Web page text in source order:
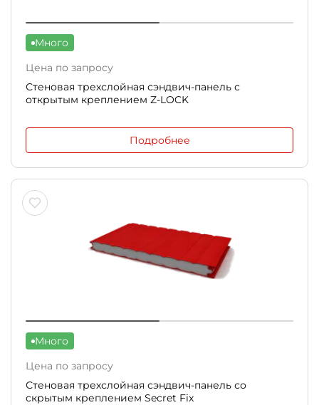
Много
Цена по запросу
Стеновая трехслойная сэндвич-панель с
открытым креплением Z-LOCK
Подробнее
Много
Цена по запросу
Стеновая трехслойная сэндвич-панель со
скрытым креплением Secret Fix